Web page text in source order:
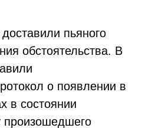
пьяного
обстоятельства. В
о появлении в
в состоянии
произошедшего